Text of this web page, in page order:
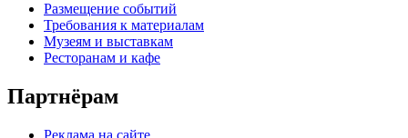
Размещение событий
Требования к материалам
Музеям и выставкам
Ресторанам и кафе
Партнёрам
Реклама на сайте